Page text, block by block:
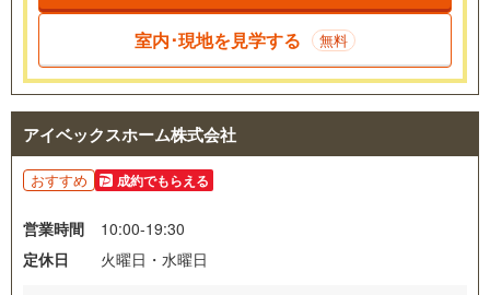
室内･現地を見学する 無料
アイベックスホーム株式会社
おすすめ 成約でもらえる
営業時間
10:00-19:30
定休日
火曜日・水曜日